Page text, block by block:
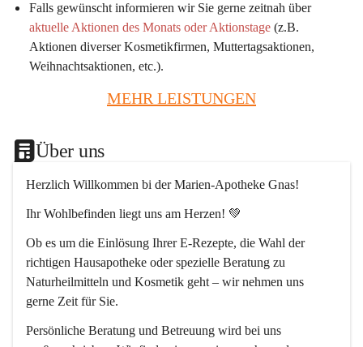
Falls gewünscht informieren wir Sie gerne zeitnah über
aktuelle Aktionen des Monats oder Aktionstage (z.B.
Aktionen diverser Kosmetikfirmen, Muttertagsaktionen,
Weihnachtsaktionen, etc.).
MEHR LEISTUNGEN
Über uns
Herzlich Willkommen bi der Marien-Apotheke Gnas!
Ihr Wohlbefinden liegt uns am Herzen! 💚
Ob es um die Einlösung Ihrer E-Rezepte, die Wahl der
richtigen Hausapotheke oder spezielle Beratung zu
Naturheilmitteln und Kosmetik geht – wir nehmen uns
gerne Zeit für Sie.
Persönliche Beratung und Betreuung wird bei uns